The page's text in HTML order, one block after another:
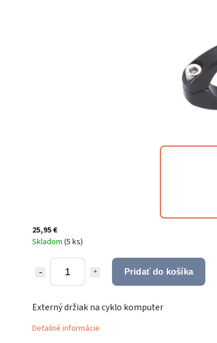
25,95 €
Skladom (5 ks)
Pridať do košíka
Externý držiak na cyklo komputer
Detailné informácie